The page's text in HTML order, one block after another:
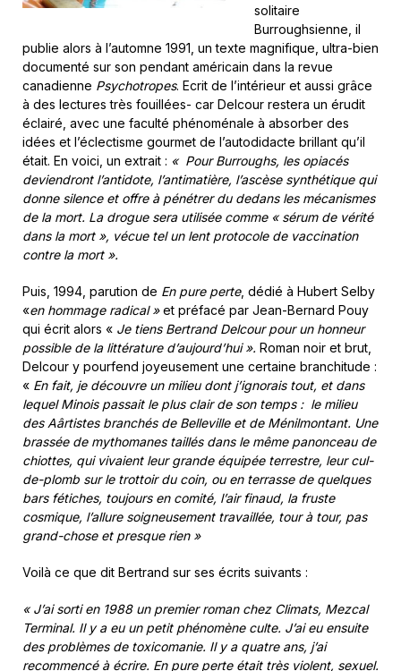
solitaire
Burroughsienne, il
publie alors à l’automne 1991, un texte magnifique, ultra-bien
documenté sur son pendant américain dans la revue
canadienne Psychotropes. Ecrit de l’intérieur et aussi grâce
à des lectures très fouillées- car Delcour restera un érudit
éclairé, avec une faculté phénoménale à absorber des
idées et l’éclectisme gourmet de l’autodidacte brillant qu’il
était. En voici, un extrait : « Pour Burroughs, les opiacés
deviendront l’antidote, l’antimatière, l’ascèse synthétique qui
donne silence et offre à pénétrer du dedans les mécanismes
de la mort. La drogue sera utilisée comme « sérum de vérité
dans la mort », vécue tel un lent protocole de vaccination
contre la mort ».
Puis, 1994, parution de En pure perte, dédié à Hubert Selby
«en hommage radical »et préfacé par Jean-Bernard Pouy
qui écrit alors « Je tiens Bertrand Delcour pour un honneur
possible de la littérature d’aujourd’hui ». Roman noir et brut,
Delcour y pourfend joyeusement une certaine branchitude :
« En fait, je découvre un milieu dont j’ignorais tout, et dans
lequel Minois passait le plus clair de son temps : le milieu
des Aârtistes branchés de Belleville et de Ménilmontant. Une
brassée de mythomanes taillés dans le même panonceau de
chiottes, qui vivaient leur grande équipée terrestre, leur cul-
de-plomb sur le trottoir du coin, ou en terrasse de quelques
bars fétiches, toujours en comité, l’air finaud, la fruste
cosmique, l’allure soigneusement travaillée, tour à tour, pas
grand-chose et presque rien »
Voilà ce que dit Bertrand sur ses écrits suivants :
« J’ai sorti en 1988 un premier roman chez Climats, Mezcal
Terminal. Il y a eu un petit phénomène culte. J’ai eu ensuite
des problèmes de toxicomanie. Il y a quatre ans, j’ai
recommencé à écrire. En pure perte était très violent, sexuel.